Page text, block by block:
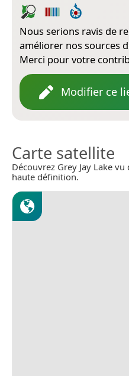
Nous serions ravis de
améliorer nos sources
Merci pour votre
Modifier ce
Carte satellite
Découvrez Grey Jay Lake
haute définition.